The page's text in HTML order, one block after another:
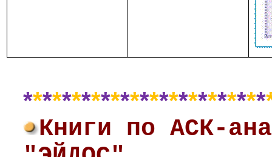
*************************
Книги по АСК-